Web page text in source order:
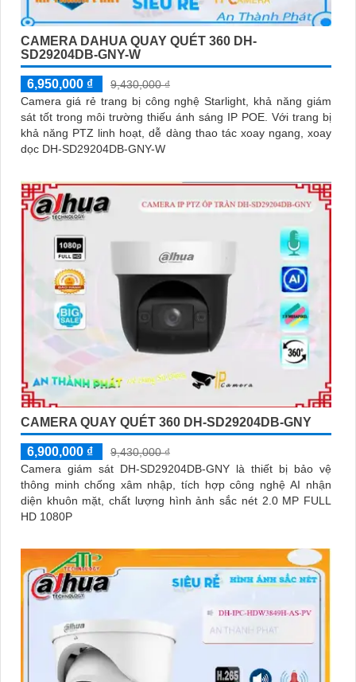
CAMERA DAHUA QUAY QUÉT 360 DH-
SD29204DB-GNY-W
6,950,000 ₫
9,430,000 ₫
Camera giá rẻ trang bị công nghệ Starlight, khả năng giám
sát tốt trong môi trường thiếu ánh sáng IP POE. Với trang bị
khả năng PTZ linh hoạt, dễ dàng thao tác xoay ngang, xoay
dọc DH-SD29204DB-GNY-W
CAMERA QUAY QUÉT 360 DH-SD29204DB-GNY
6,900,000 ₫
9,430,000 ₫
Camera giám sát DH-SD29204DB-GNY là thiết bị bảo vệ
thông minh chống xâm nhập, tích hợp công nghệ AI nhận
diện khuôn mặt, chất lượng hình ảnh sắc nét 2.0 MP FULL
HD 1080P